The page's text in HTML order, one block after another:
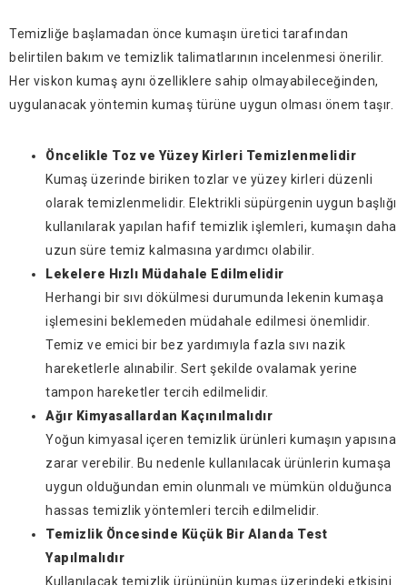
Temizliğe başlamadan önce kumaşın üretici tarafından
belirtilen bakım ve temizlik talimatlarının incelenmesi önerilir.
Her viskon kumaş aynı özelliklere sahip olmayabileceğinden,
uygulanacak yöntemin kumaş türüne uygun olması önem taşır.
Öncelikle Toz ve Yüzey Kirleri Temizlenmelidir
Kumaş üzerinde biriken tozlar ve yüzey kirleri düzenli
olarak temizlenmelidir. Elektrikli süpürgenin uygun başlığı
kullanılarak yapılan hafif temizlik işlemleri, kumaşın daha
uzun süre temiz kalmasına yardımcı olabilir.
Lekelere Hızlı Müdahale Edilmelidir
Herhangi bir sıvı dökülmesi durumunda lekenin kumaşa
işlemesini beklemeden müdahale edilmesi önemlidir.
Temiz ve emici bir bez yardımıyla fazla sıvı nazik
hareketlerle alınabilir. Sert şekilde ovalamak yerine
tampon hareketler tercih edilmelidir.
Ağır Kimyasallardan Kaçınılmalıdır
Yoğun kimyasal içeren temizlik ürünleri kumaşın yapısına
zarar verebilir. Bu nedenle kullanılacak ürünlerin kumaşa
uygun olduğundan emin olunmalı ve mümkün olduğunca
hassas temizlik yöntemleri tercih edilmelidir.
Temizlik Öncesinde Küçük Bir Alanda Test
Yapılmalıdır
Kullanılacak temizlik ürününün kumaş üzerindeki etkisini